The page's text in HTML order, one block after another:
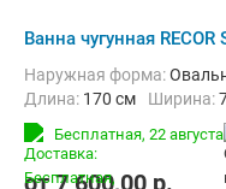
Ванна чугунная
Наружная форма:
Длина: 170 см Ширина:
Бесплатная, 22 августа
от7 600,00 p.